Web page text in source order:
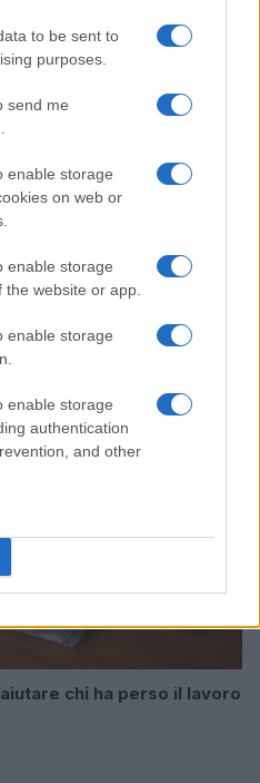
to be sent to
purposes.
send me
enable storage
on web or
enable storage
website or app.
enable storage
enable storage
authentication
and other
come un bundle di
chi ha perso il lavoro